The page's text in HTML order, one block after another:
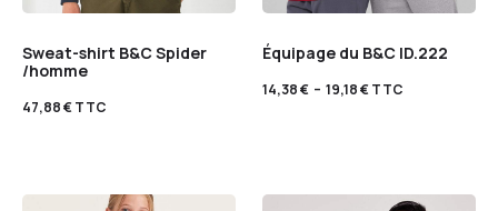
Sweat-shirt B&C Spider
/homme
47,88€TTC
Équipage du B&C ID.222
14,38€ – 19,18€TTC